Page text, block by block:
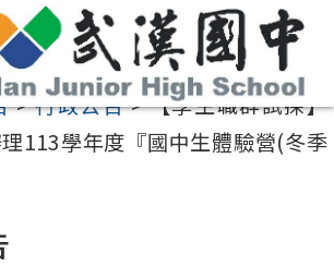
>行政公告>【學生職群試探】
理113學年度『國中生體驗營(冬季